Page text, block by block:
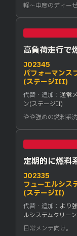
軽〜中度のディー
高負荷走行で
J02345
パフォーマンス
(ステージIII)
代替・追加：通常
ン(ステージII)
やや強めの燃料系洗
定期的に燃料
J02335
フューエルシス
(ステージII)
代替・追加： より
ルシステムクリー
日常メンテ向け。